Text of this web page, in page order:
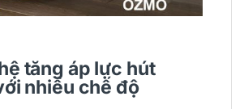
tăng áp lực hút
nhiều chế độ